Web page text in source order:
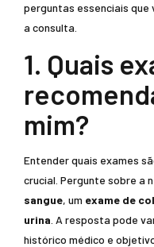
perguntas essenciais
a consulta.
1. Quais
mim?
Entender quais exames
crucial. Pergunte sobre a
sangue, um exame de
urina . A resposta pode
histórico médico e